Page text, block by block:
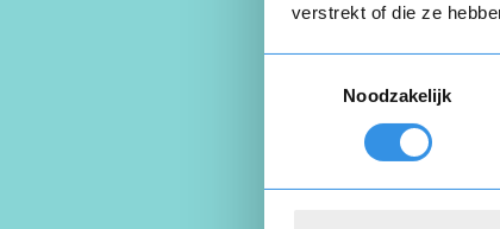
verstrekt of die ze
Noodzakelijk